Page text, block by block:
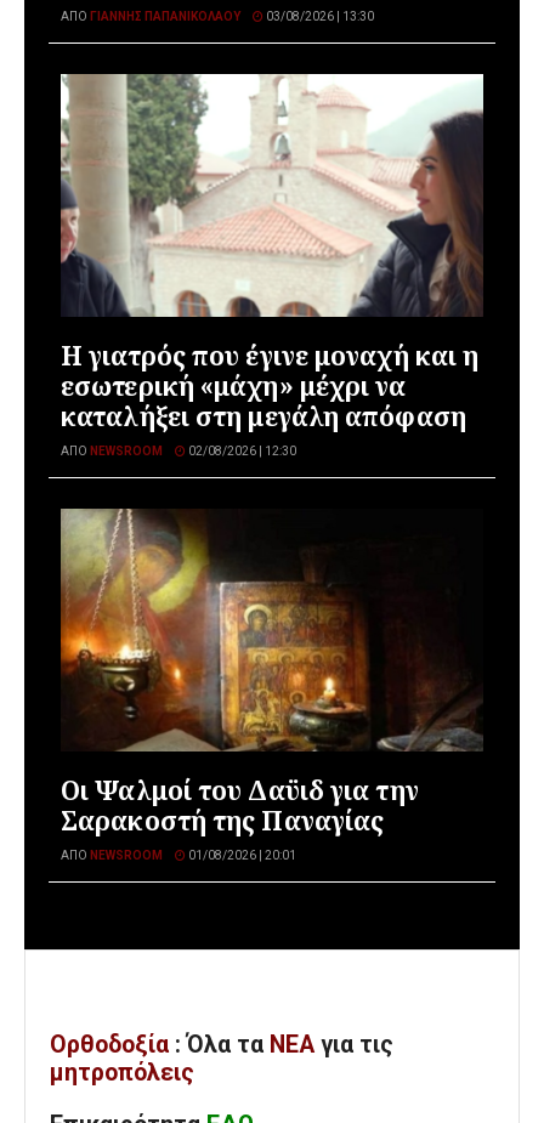
ΑΠΌ ΓΙΆΝΝΗΣ ΠΑΠΑΝΙΚΟΛΆΟΥ 03/08/2026 | 13:30
Η γιατρός που έγινε μοναχή και η
εσωτερική «μάχη» μέχρι να
καταλήξει στη μεγάλη απόφαση
ΑΠΌ NEWSROOM 02/08/2026 | 12:30
Οι Ψαλμοί του Δαϋιδ για την
Σαρακοστή της Παναγίας
ΑΠΌ NEWSROOM 01/08/2026 | 20:01
Ορθοδοξία : Όλα τα ΝΕΑ για τις
μητροπόλεις